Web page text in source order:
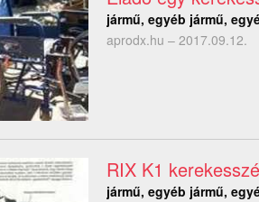
jármű, egyéb jármű,
aprodx.hu – 2017.09.12.
RIX K1
jármű, egyéb jármű,